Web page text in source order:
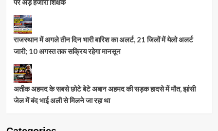
पर अड़े हजारों शिक्षक
राजस्थान में अगले तीन दिन भारी बारिश का अलर्ट, 21 जिलों में येलो अलर्ट
जारी; 10 अगस्त तक सक्रिय रहेगा मानसून
अतीक अहमद के सबसे छोटे बेटे अबान अहमद की सड़क हादसे में मौत, झांसी
जेल में बंद भाई अली से मिलने जा रहा था